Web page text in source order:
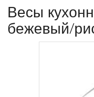
Весы
бежевый/